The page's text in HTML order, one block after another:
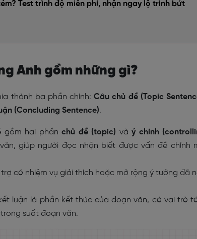
Test trình độ miễn phí, nhận ngay lộ trình bứt
Anh gồm những gì?
thành ba phần chính:Câu chủ đề (Topic
(Concluding Sentence).
gồm hai phầnchủ đề (topic) vàý chính
giúp người đọc nhận biết được vấn đề chính
có nhiệm vụ giải thích hoặc mở rộng ý tưởng đã
luận là phần kết thúc của đoạn văn, có vai trò
suốt đoạn văn.